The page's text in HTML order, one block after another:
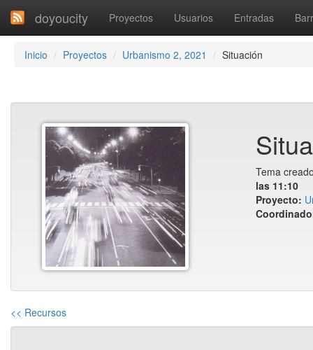
doyoucity Proyectos Usuarios Entradas
Inicio Proyectos Urbanismo 2, 2021 Situación
Tema
las 11:10
Proyecto:
<< Recursos